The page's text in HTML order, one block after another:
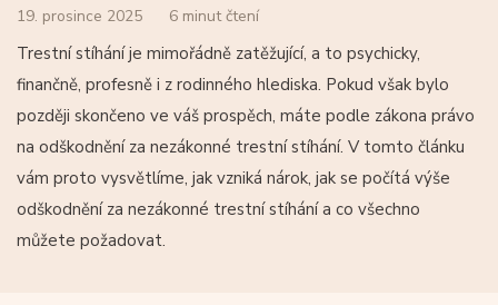
19. prosince 2025 6 minut čtení
Trestní stíhání je mimořádně zatěžující, a to psychicky,
finančně, profesně i z rodinného hlediska. Pokud však bylo
později skončeno ve váš prospěch, máte podle zákona právo
na odškodnění za nezákonné trestní stíhání. V tomto článku
vám proto vysvětlíme, jak vzniká nárok, jak se počítá výše
odškodnění za nezákonné trestní stíhání a co všechno
můžete požadovat.